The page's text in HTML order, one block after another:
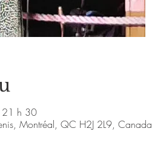
h 30
Montréal, QC H2J 2L9, Canada